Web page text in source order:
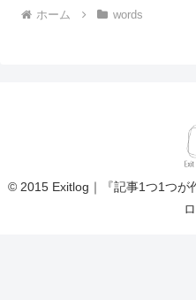
ホーム words
© 2015 Exitlog｜『記事1つ1つが